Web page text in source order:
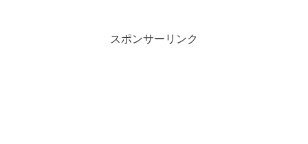
んぼでも燻炭を作るのができなくなって
スポンサーリンク